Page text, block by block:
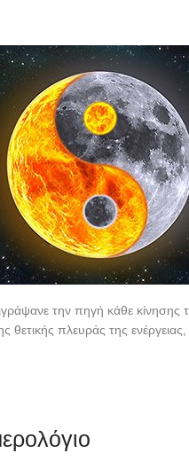
την πηγή κάθε
θετικής πλευράς της